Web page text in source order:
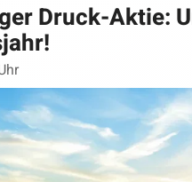
Druck-Aktie: